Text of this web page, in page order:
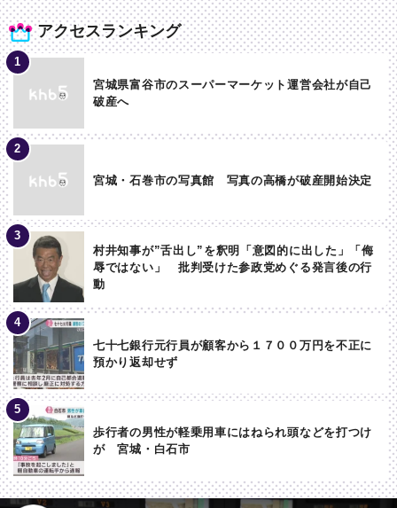
アクセスランキング
宮城県富谷市のスーパーマーケット運営会社が自己
破産へ
宮城・石巻市の写真館 写真の高橋が破産開始決定
村井知事が”舌出し”を釈明「意図的に出した」「侮
辱ではない」 批判受けた参政党めぐる発言後の行
動
七十七銀行元行員が顧客から１７００万円を不正に
預かり返却せず
歩行者の男性が軽乗用車にはねられ頭などを打つけ
が 宮城・白石市